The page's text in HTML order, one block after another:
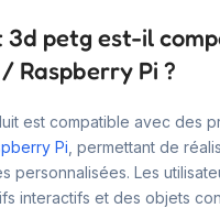
petg est-il
Raspberry Pi ?
est compatible avec des
Pi , permettant de
personnalisées. Les
interactifs et des objets